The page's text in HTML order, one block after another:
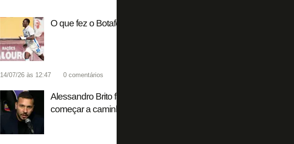
O que fez o Botafogo investir na chegada de Domingos
14/07/26 às 12:47 0 comentários
Alessandro Brito fala sobre transfer bans e mudanças no
começar a caminhar com suas próprias pernas'